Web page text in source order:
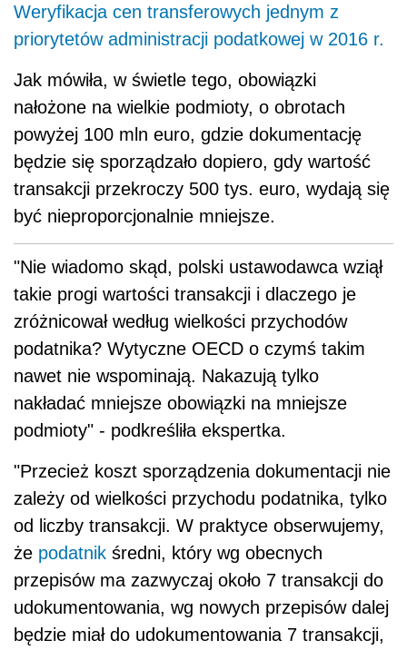
Weryfikacja cen transferowych jednym z
priorytetów administracji podatkowej w 2016 r.
Jak mówiła, w świetle tego, obowiązki
nałożone na wielkie podmioty, o obrotach
powyżej 100 mln euro, gdzie dokumentację
będzie się sporządzało dopiero, gdy wartość
transakcji przekroczy 500 tys. euro, wydają się
być nieproporcjonalnie mniejsze.
"Nie wiadomo skąd, polski ustawodawca wziął
takie progi wartości transakcji i dlaczego je
zróżnicował według wielkości przychodów
podatnika? Wytyczne OECD o czymś takim
nawet nie wspominają. Nakazują tylko
nakładać mniejsze obowiązki na mniejsze
podmioty" - podkreśliła ekspertka.
"Przecież koszt sporządzenia dokumentacji nie
zależy od wielkości przychodu podatnika, tylko
od liczby transakcji. W praktyce obserwujemy,
że podatnik średni, który wg obecnych
przepisów ma zazwyczaj około 7 transakcji do
udokumentowania, wg nowych przepisów dalej
będzie miał do udokumentowania 7 transakcji,